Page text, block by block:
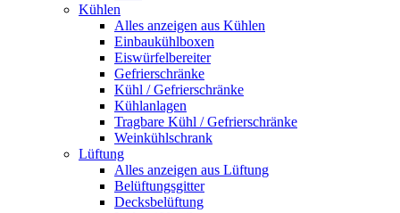
Kühlen
Alles anzeigen aus Kühlen
Einbaukühlboxen
Eiswürfelbereiter
Gefrierschränke
Kühl / Gefrierschränke
Kühlanlagen
Tragbare Kühl / Gefrierschränke
Weinkühlschrank
Lüftung
Alles anzeigen aus Lüftung
Belüftungsgitter
Decksbelüftung